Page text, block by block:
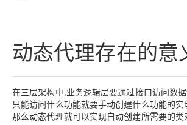
动态代理存在的意
在三层架构中,业务逻辑层要通过接口访问数
只能访问什么功能就要手动创建什么功能的实
那么动态代理就可以实现自动创建所需要的类